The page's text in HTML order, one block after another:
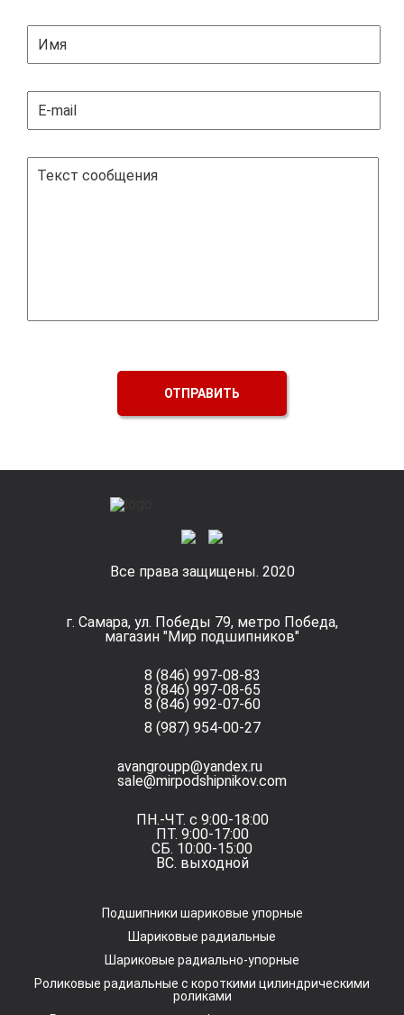
ОТПРАВИТЬ
Все права защищены. 2020
г. Самара, ул. Победы 79, метро Победа,
магазин "Мир подшипников"
8 (846) 997-08-83
8 (846) 997-08-65
8 (846) 992-07-60
8 (987) 954-00-27
avangroupp@yandex.ru
sale@mirpodshipnikov.com
ПН.-ЧТ. с 9:00-18:00
ПТ. 9:00-17:00
СБ. 10:00-15:00
ВС. выходной
Подшипники шариковые упорные
Шариковые радиальные
Шариковые радиально-упорные
Роликовые радиальные с короткими цилиндрическими
роликами